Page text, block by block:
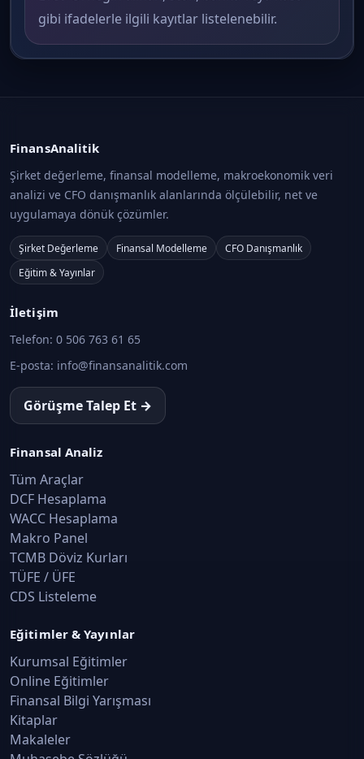
gibi ifadelerle ilgili kayıtlar listelenebilir.
FinansAnalitik
Şirket değerleme, finansal modelleme, makroekonomik veri
analizi ve CFO danışmanlık alanlarında ölçülebilir, net ve
uygulamaya dönük çözümler.
Şirket Değerleme Finansal Modelleme
CFO Danışmanlık
Eğitim & Yayınlar
İletişim
Telefon: 0 506 763 61 65
E-posta: info@finansanalitik.com
Görüşme Talep Et →
Finansal Analiz
Tüm Araçlar
DCF Hesaplama
WACC Hesaplama
Makro Panel
TCMB Döviz Kurları
TÜFE / ÜFE
CDS Listeleme
Eğitimler & Yayınlar
Kurumsal Eğitimler
Online Eğitimler
Finansal Bilgi Yarışması
Kitaplar
Makaleler